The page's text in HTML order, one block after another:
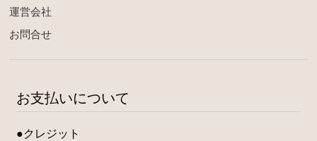
運営会社
お問合せ
お支払いについて
●クレジット